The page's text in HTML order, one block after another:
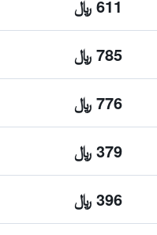
611 ﷼
785 ﷼
776 ﷼
379 ﷼
396 ﷼